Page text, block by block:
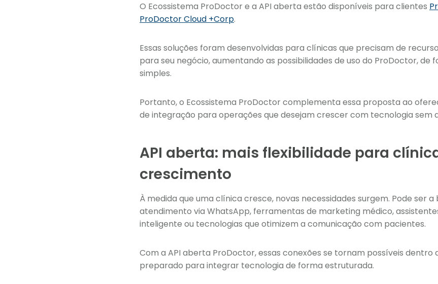
O Ecossistema ProDoctor e a API aberta estão disponíveis para clientes
ProDoctor Cloud +Corp.
Essas soluções foram desenvolvidas para clínicas que precisam de
para seu negócio, aumentando as possibilidades de uso do ProDoctor, de
simples.
Portanto, o Ecossistema ProDoctor complementa essa proposta ao
de integração para operações que desejam crescer com tecnologia sem
API aberta: mais flexibilidade para
crescimento
À medida que uma clínica cresce, novas necessidades surgem. Pode ser
atendimento via WhatsApp, ferramentas de marketing médico,
inteligente ou tecnologias que otimizem a comunicação com pacientes.
Com a API aberta ProDoctor, essas conexões se tornam possíveis dentro
preparado para integrar tecnologia de forma estruturada.